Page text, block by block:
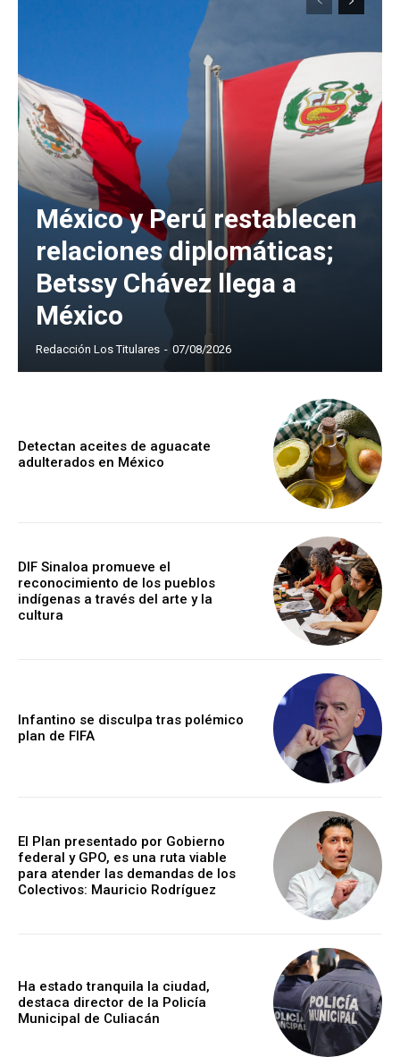
México y Perú restablecen
relaciones diplomáticas;
Betssy Chávez llega a
México
Redacción Los Titulares - 07/08/2026
Detectan aceites de aguacate
adulterados en México
DIF Sinaloa promueve el
reconocimiento de los pueblos
indígenas a través del arte y la
cultura
Infantino se disculpa tras polémico
plan de FIFA
El Plan presentado por Gobierno
federal y GPO, es una ruta viable
para atender las demandas de los
Colectivos: Mauricio Rodríguez
Ha estado tranquila la ciudad,
destaca director de la Policía
Municipal de Culiacán